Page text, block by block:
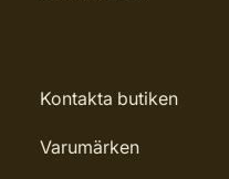
Kontakta butiken
Varumärken